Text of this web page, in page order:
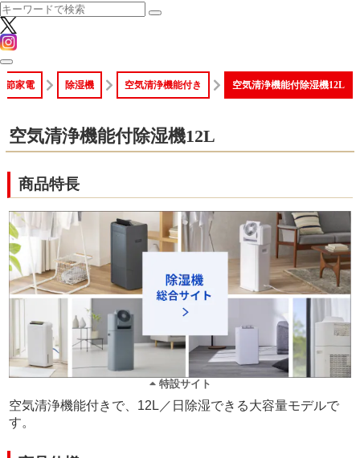
節家電 除湿機 空気清浄機能付き 空気清浄機能付除湿機12L
空気清浄機能付除湿機12L
商品特長
特設サイト
空気清浄機能付きで、12L／日除湿できる大容量モデルで
す。